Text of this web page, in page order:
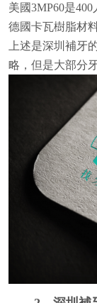
美國3MP60是400
德國卡瓦樹脂材
上述是深圳補牙
略，但是大部分